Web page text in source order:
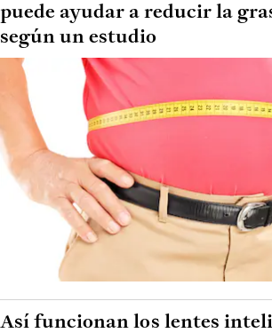
puede ayudar a reducir la
según un estudio
Así funcionan los lentes